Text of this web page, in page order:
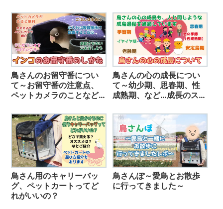
鳥さんのお留守番につい
て～お留守番の注意点、
ペットカメラのことなど
鳥さんの心の成長につい
て～幼少期、思春期、性
成熟期、など…成長のステ
化について解説しました
～
鳥さん用のキャリーバッ
グ、ペットカートってど
れがいいの？
鳥さんぽ～愛鳥とお散歩
に行ってきました～